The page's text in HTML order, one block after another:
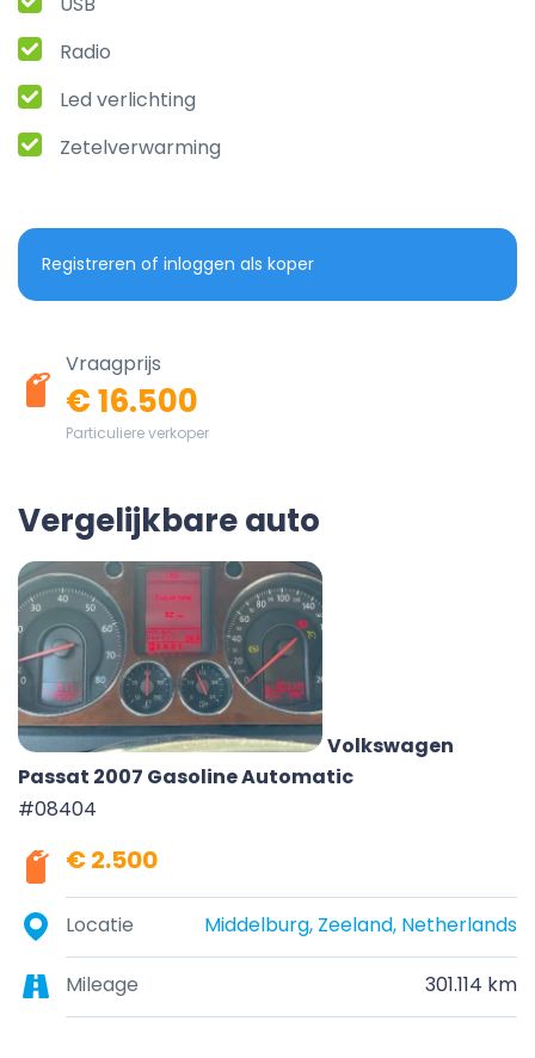
Radio
Led verlichting
Zetelverwarming
Registreren of inloggen als koper
Vraagprijs
€ 16.500
Particuliere verkoper
Vergelijkbare auto
Volkswagen
Passat 2007 Gasoline Automatic
#08404
€ 2.500
Locatie Middelburg, Zeeland, Netherlands
Mileage 301.114 km